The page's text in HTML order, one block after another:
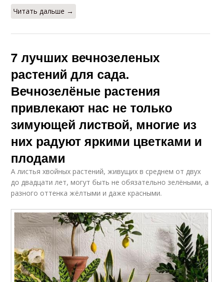
Читать дальше →
7 лучших вечнозеленых
растений для сада.
Вечнозелёные растения
привлекают нас не только
зимующей листвой, многие из
них радуют яркими цветками и
плодами
А листья хвойных растений, живущих в среднем от двух
до двадцати лет, могут быть не обязательно зелёными, а
разного оттенка жёлтыми и даже красными.